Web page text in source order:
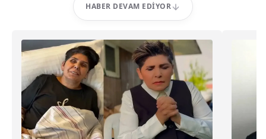
HABER DEVAM EDIYOR